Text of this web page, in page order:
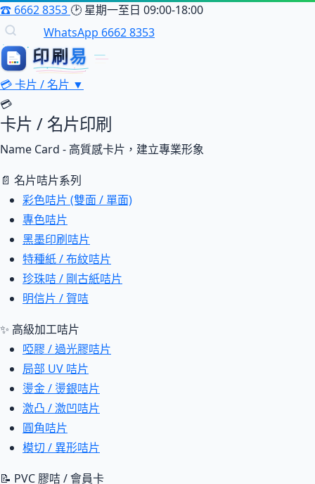
☎ 6662 8353 🕑 星期一至日 09:00-18:00
WhatsApp 6662 8353
印刷易
印刷易
💳卡片 / 名片 ▼
💳
卡片 / 名片印刷
Name Card - 高質感卡片，建立專業形象
📄 名片咭片系列
彩色咭片 (雙面 / 單面)
專色咭片
黑墨印刷咭片
特種紙 / 布紋咭片
珍珠咭 / 剛古紙咭片
明信片 / 賀咭
✨ 高級加工咭片
啞膠 / 過光膠咭片
局部 UV 咭片
燙金 / 燙銀咭片
激凸 / 激凹咭片
圓角咭片
模切 / 異形咭片
📝 PVC 膠咭 / 會員卡